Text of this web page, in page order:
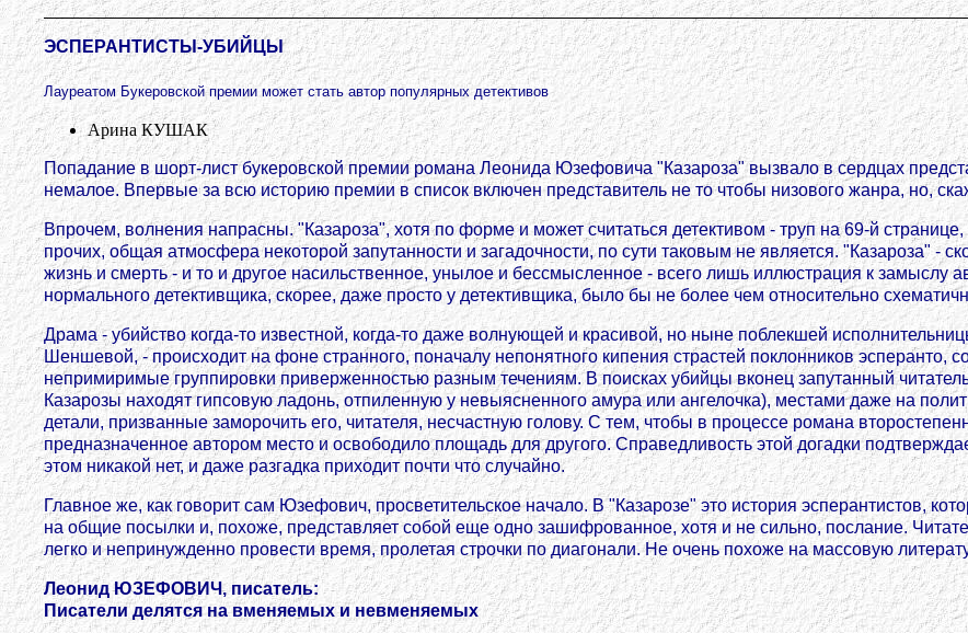
ЭСПЕРАНТИСТЫ-УБИЙЦЫ
Лауреатом Букеровской премии может стать автор популярных детективов
Арина КУШАК
Попадание в шорт-лист букеровской премии романа Леонида Юзефовича "Казароза" вызвало в сердцах
немалое. Впервые за всю историю премии в список включен представитель не то чтобы низового жанра, но,
Впрочем, волнения напрасны. "Казароза", хотя по форме и может считаться детективом - труп на 69-й
прочих, общая атмосфера некоторой запутанности и загадочности, по сути таковым не является. "Казароза" -
жизнь и смерть - и то и другое насильственное, унылое и бессмысленное - всего лишь иллюстрация к замыслу
нормального детективщика, скорее, даже просто у детективщика, было бы не более чем относительно
Драма - убийство когда-то известной, когда-то даже волнующей и красивой, но ныне поблекшей
Шеншевой, - происходит на фоне странного, поначалу непонятного кипения страстей поклонников эсперанто,
непримиримые группировки приверженностью разным течениям. В поисках убийцы вконец запутанный
Казарозы находят гипсовую ладонь, отпиленную у невыясненного амура или ангелочка), местами даже на
детали, призванные заморочить его, читателя, несчастную голову. С тем, чтобы в процессе романа
предназначенное автором место и освободило площадь для другого. Справедливость этой догадки
этом никакой нет, и даже разгадка приходит почти что случайно.
Главное же, как говорит сам Юзефович, просветительское начало. В "Казарозе" это история эсперантистов,
на общие посылки и, похоже, представляет собой еще одно зашифрованное, хотя и не сильно, послание.
легко и непринужденно провести время, пролетая строчки по диагонали. Не очень похоже на массовую
Леонид ЮЗЕФОВИЧ, писатель:
Писатели делятся на вменяемых и невменяемых